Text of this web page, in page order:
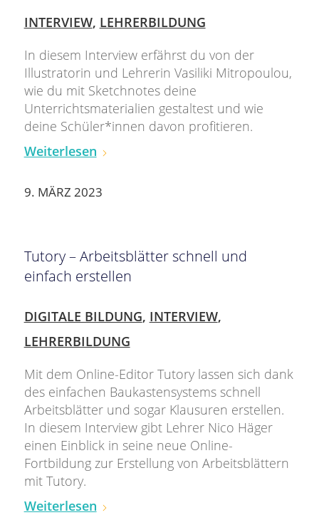
INTERVIEW, LEHRERBILDUNG
In diesem Interview erfährst du von der
Illustratorin und Lehrerin Vasiliki Mitropoulou,
wie du mit Sketchnotes deine
Unterrichtsmaterialien gestaltest und wie
deine Schüler*innen davon profitieren.
Weiterlesen
9. MÄRZ 2023
Tutory – Arbeitsblätter schnell und
einfach erstellen
DIGITALE BILDUNG, INTERVIEW,
LEHRERBILDUNG
Mit dem Online-Editor Tutory lassen sich dank
des einfachen Baukastensystems schnell
Arbeitsblätter und sogar Klausuren erstellen.
In diesem Interview gibt Lehrer Nico Häger
einen Einblick in seine neue Online-
Fortbildung zur Erstellung von Arbeitsblättern
mit Tutory.
Weiterlesen